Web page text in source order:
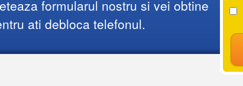
formularul nostru si vei obtine
ati debloca telefonul.